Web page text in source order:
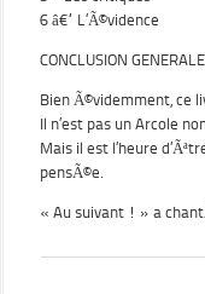
6 â€“ L’Ã©vidence
CONCLUSION
Bien Ã©videmment, ce
Il n’est pas un Arcole
Mais il est l’heure
pensÃ©e.
« Au suivant ! » a